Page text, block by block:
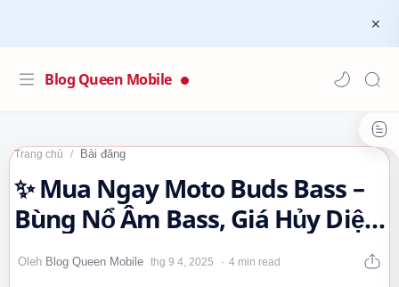
Blog Queen Mobile
Trang chủ Bài đăng
✨ Mua Ngay Moto Buds Bass –
Bùng Nổ Âm Bass, Giá Hủy Diệt
Chỉ Hơn 500K!…
4 min read